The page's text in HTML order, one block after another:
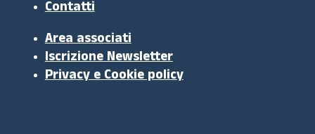
Contatti
Area associati
Iscrizione Newsletter
Privacy e Cookie policy